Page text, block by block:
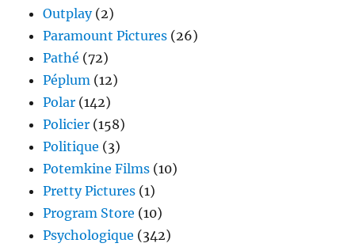
Outplay(2)
Paramount Pictures (26)
Pathé (72)
Péplum (12)
Polar (142)
Policier (158)
Politique (3)
Potemkine Films (10)
Pretty Pictures (1)
Program Store (10)
Psychologique (342)